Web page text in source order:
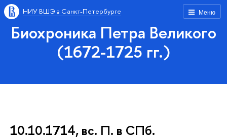
Меню
НИУ ВШЭ в Санкт-Петербурге
Биохроника Петра Великого
(1672-1725 гг.)
10.10.1714, вс. П. в СПб.